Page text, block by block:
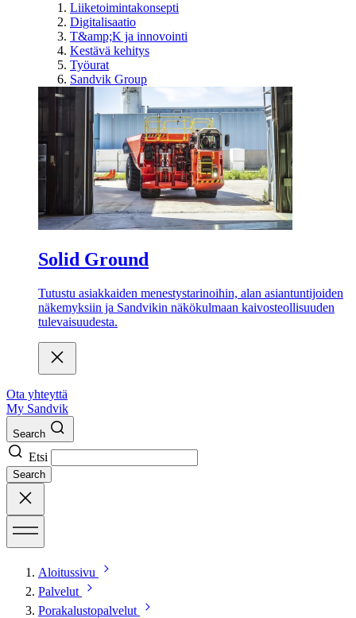
Liiketoimintakonsepti
Digitalisaatio
T&amp;K ja innovointi
Kestävä kehitys
Työurat
Sandvik Group
Solid Ground
Tutustu asiakkaiden menestystarinoihin, alan asiantuntijoiden
näkemyksiin ja Sandvikin näkökulmaan kaivosteollisuuden
tulevaisuudesta.
Ota yhteyttä
My Sandvik
Search
Etsi
Search
Aloitussivu
Palvelut
Porakalustopalvelut